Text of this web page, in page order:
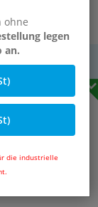
ohne
legen
an.
die industrielle
MwSt.